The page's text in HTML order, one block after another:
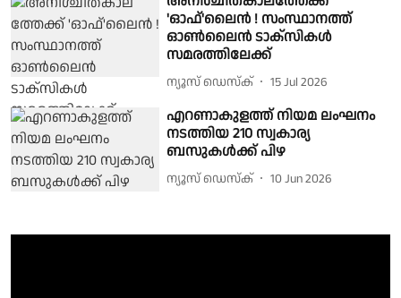
'ഓഫ്‌'ലൈൻ ! സംസ്ഥാനത്ത്
ഓൺലൈൻ ടാക്സികൾ
സമരത്തിലേക്ക്
ന്യൂസ് ഡെസ്ക് 15 Jul 2026
എറണാകുളത്ത് നിയമ ലംഘനം
നടത്തിയ 210 സ്വകാര്യ
ബസുകൾക്ക് പിഴ
ന്യൂസ് ഡെസ്ക് 10 Jun 2026